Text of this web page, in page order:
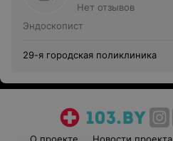
Нет отзывов
Эндоскопист
29-я городская поликлиника